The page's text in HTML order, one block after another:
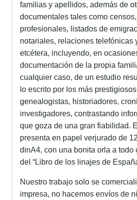
familias y apellidos, además de
documentales tales como
profesionales, listados de
notariales, relaciones telefónicas
etcétera, incluyendo, en
documentación de la propia
cualquier caso, de un estudio
lo escrito por los más
genealogistas, historiadores,
investigadores, contrastando
que goza de una gran fiabilidad.
presenta en papel verjurado de
dinA4, con una bonita orla a todo
del “Libro de los linajes de
Nuestro trabajo solo se
impresa, no hacemos envíos de